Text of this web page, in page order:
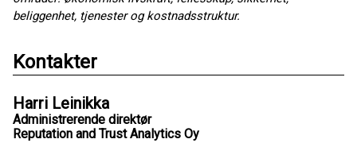
beliggenhet, tjenester og kostnadsstruktur.
Kontakter
Harri Leinikka
Administrerende direktør
Reputation and Trust Analytics Oy